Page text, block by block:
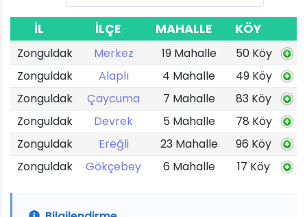
İL İLÇE MAHALLE KÖY
Zonguldak Merkez 19 Mahalle
50 Köy
Zonguldak
Alaplı 4 Mahalle
49 Köy
Zonguldak
Çaycuma 7 Mahalle
83 Köy
Zonguldak
Devrek 5 Mahalle
78 Köy
Zonguldak
Ereğli 23 Mahalle
96 Köy
Zonguldak
Gökçebey 6 Mahalle 17 Köy